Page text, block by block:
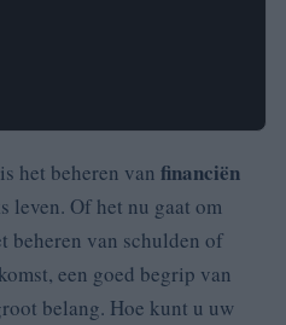
het beheren van financiën
leven. Of het nu gaat om
beheren van schulden of
een goed begrip van
belang. Hoe kunt u uw